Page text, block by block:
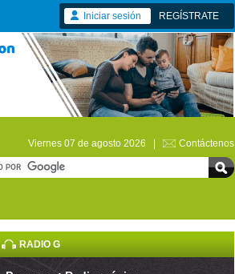
Iniciar sesión REGÍSTRATE
Viernes 07 de agosto 2026 | Contáctenos
RADIO G